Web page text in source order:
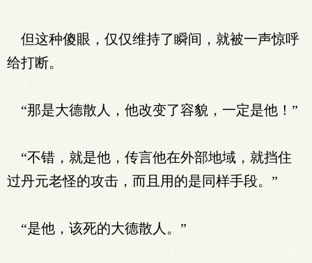
但这种傻眼，仅仅维持了瞬间，就被一声惊呼
给打断。
“那是大德散人，他改变了容貌，一定是他！”
“不错，就是他，传言他在外部地域，就挡住
过丹元老怪的攻击，而且用的是同样手段。”
“是他，该死的大德散人。”